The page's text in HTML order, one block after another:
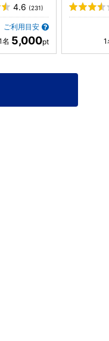
4.6 (231)
ご利用目安
5,000